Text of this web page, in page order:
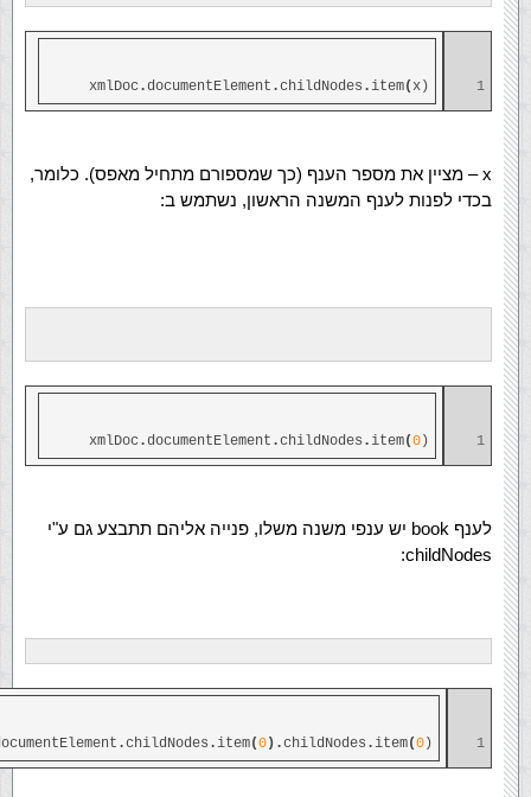
1
xmlDoc.documentElement .childNodes . item(x)
x – מציין את מספר הענף (כך שמספורם מתחיל מאפס). כלומר,
בכדי לפנות לענף המשנה הראשון, נשתמש ב:
1
xmlDoc.documentElement .childNodes . item(0 )
לענף book יש ענפי משנה משלו, פנייה אליהם תתבצע גם ע"י
childNodes:
1
.childNodes . item(0).childNodes . item(0 )